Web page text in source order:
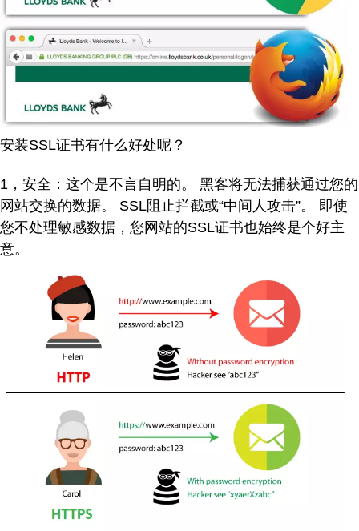
安装SSL证书有什么好处呢？
1，安全：这个是不言自明的。 黑客将无法捕获通过您的
网站交换的数据。 SSL阻止拦截或“中间人攻击”。 即使
您不处理敏感数据，您网站的SSL证书也始终是个好主
意。